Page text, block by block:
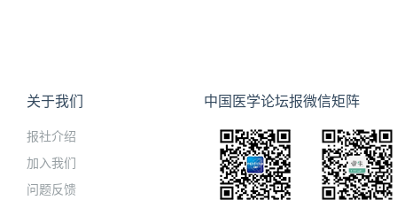
关于我们
报社介绍
加入我们
问题反馈
中国医学论坛报微信矩阵